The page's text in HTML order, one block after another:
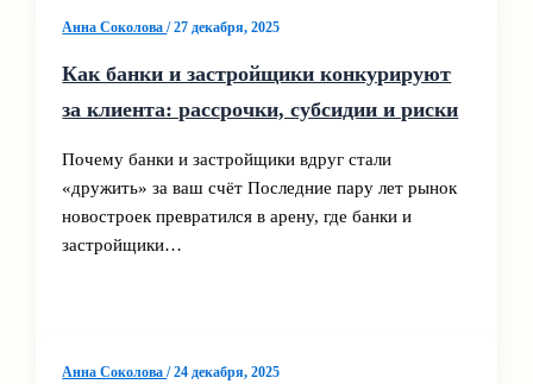
Анна Соколова/27 декабря, 2025
Как банки и застройщики конкурируют
за клиента: рассрочки, субсидии и риски
Почему банки и застройщики вдруг стали
«дружить» за ваш счёт Последние пару лет рынок
новостроек превратился в арену, где банки и
застройщики…
Анна Соколова/24 декабря, 2025